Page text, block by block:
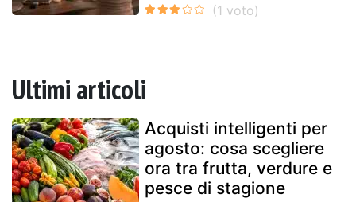
Ultimi articoli
Acquisti intelligenti per
agosto: cosa scegliere
ora tra frutta, verdure e
pesce di stagione